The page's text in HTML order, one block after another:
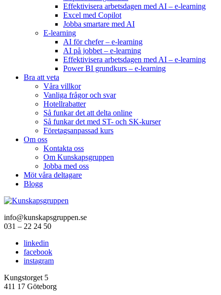
Effektivisera arbetsdagen med AI – e-learning
Excel med Copilot
Jobba smartare med AI
E-learning
AI för chefer – e-learning
AI på jobbet – e-learning
Effektivisera arbetsdagen med AI – e-learning
Power BI grundkurs – e-learning
Bra att veta
Våra villkor
Vanliga frågor och svar
Hotellrabatter
Så funkar det att delta online
Så funkar det med ST- och SK-kurser
Företagsanpassad kurs
Om oss
Kontakta oss
Om Kunskapsgruppen
Jobba med oss
Möt våra deltagare
Blogg
info@kunskapsgruppen.se
031 – 22 24 50
linkedin
facebook
instagram
Kungstorget 5
411 17 Göteborg